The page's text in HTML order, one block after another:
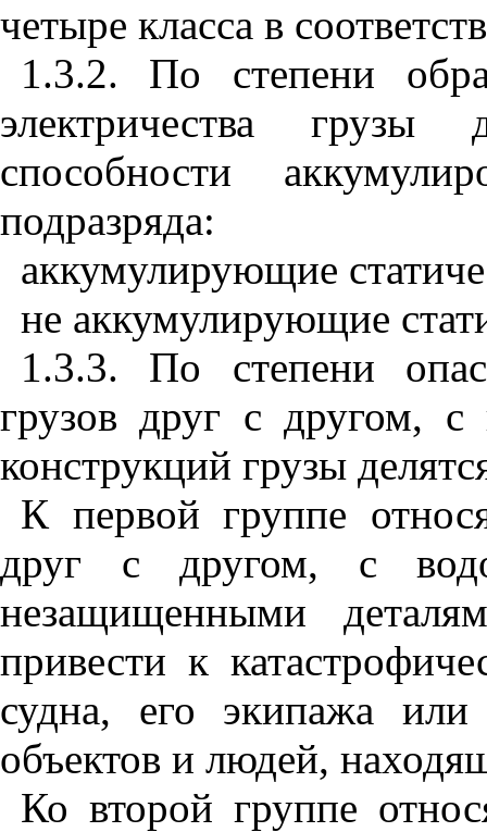
четыре класса в
1.3.2. По степени
электричества
способности
подразряда:
аккумулирующие
не аккумулирующие
1.3.3. По степени
грузов друг с другом,
конструкций грузы
К первой группе
друг с другом, с
незащищенными
привести к
судна, его экипажа
объектов и людей,
Ко второй группе